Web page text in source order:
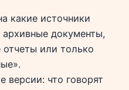
какие источники
архивные документы,
или только
версии: что говорят